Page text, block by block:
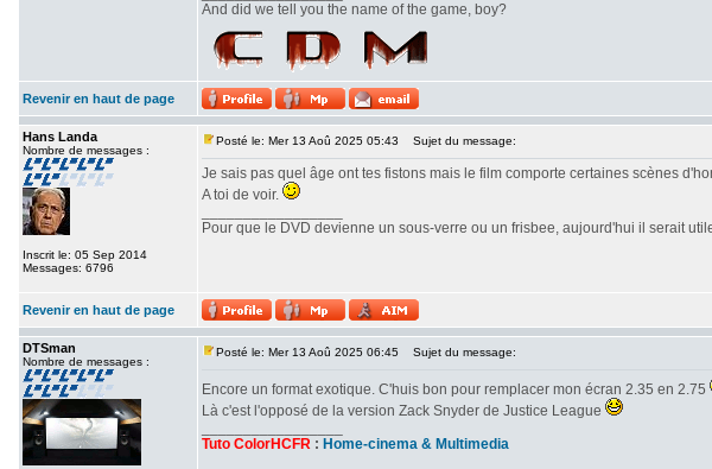
And did we tell you the name of the game, boy?
Revenir en haut de page
Hans Landa
Nombre de messages :
Inscrit le: 05 Sep 2014
Messages: 6796
Posté le: Mer 13 Aoû 2025 05:43 Sujet du message:
Je sais pas quel âge ont tes fistons mais le film comporte certaines scènes
A toi de voir.
Pour que le DVD devienne un sous-verre ou un frisbee, aujourd'hui il serait
Revenir en haut de page
DTSman
Nombre de messages :
Posté le: Mer 13 Aoû 2025 06:45 Sujet du message:
Encore un format exotique. C'huis bon pour remplacer mon écran 2.35 en 2.75
Là c'est l'opposé de la version Zack Snyder de Justice League
Tuto ColorHCFR : Home-cinema & Multimedia